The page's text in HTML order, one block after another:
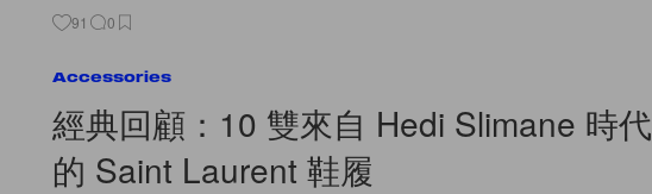
91 0
Accessories
經典回顧：10 雙來自 Hedi Slimane 時代
的 Saint Laurent 鞋履